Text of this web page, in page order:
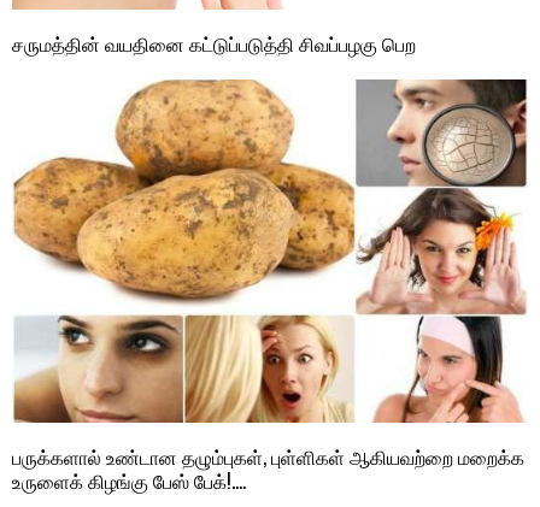
சருமத்தின் வயதினை கட்டுப்படுத்தி சிவப்பழகு பெற
பருக்களால் உண்டான தழும்புகள், புள்ளிகள் ஆகியவற்றை மறைக்க
உருளைக் கிழங்கு பேஸ் பேக்!….